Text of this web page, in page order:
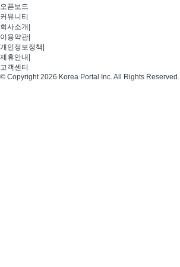
오픈보드
커뮤니티
회사소개
이용약관
개인정보정책
제휴안내
고객센터
© Copyright 2026 Korea Portal Inc. All Rights Reserved.